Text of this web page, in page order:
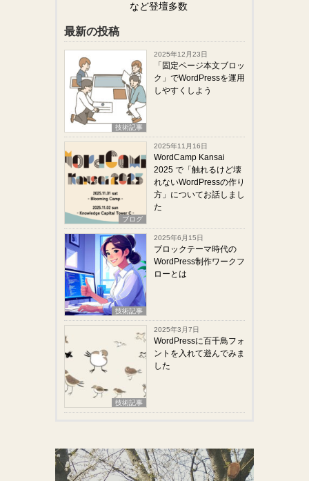
など登壇多数
最新の投稿
技術記事
2025年12月23日
「固定ページ本文ブロッ
ク」でWordPressを運用
しやすくしよう
ブログ
2025年11月16日
WordCamp Kansai
2025 で「触れるけど壊
れないWordPressの作り
方」についてお話しまし
た
技術記事
2025年6月15日
ブロックテーマ時代の
WordPress制作ワークフ
ローとは
技術記事
2025年3月7日
WordPressに百千鳥フォ
ントを入れて遊んでみま
した